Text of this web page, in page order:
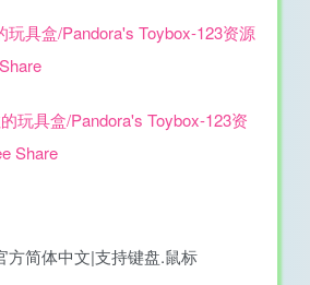
方简体中文|支持键盘.鼠标